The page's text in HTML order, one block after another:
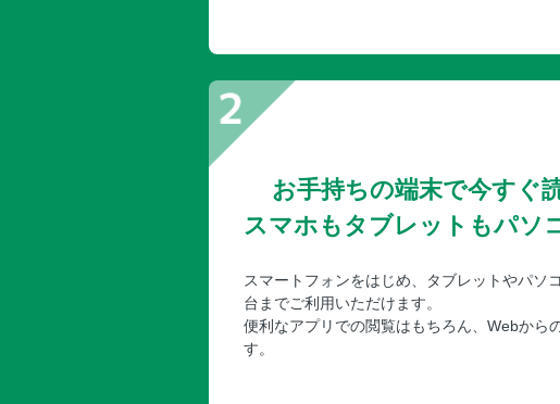
お手持ちの端末で今すぐ
スマホもタブレットもパソ
スマートフォンをはじめ、タブレットやパソ
台までご利用いただけます。
便利なアプリでの閲覧はもちろん、Webから
す。